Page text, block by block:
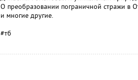
О преобразовании пограничной стражи в
и многие другие.
#тб